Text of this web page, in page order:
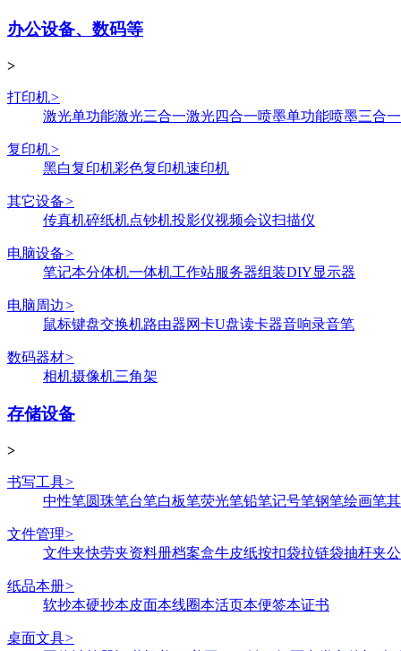
办公设备、数码等
>
打印机>
激光单功能激光三合一激光四合一喷墨单功能喷墨三合一
复印机>
黑白复印机彩色复印机速印机
其它设备>
传真机碎纸机点钞机投影仪视频会议扫描仪
电脑设备>
笔记本分体机一体机工作站服务器组装DIY显示器
电脑周边>
鼠标键盘交换机路由器网卡U盘读卡器音响录音笔
数码器材>
相机摄像机三角架
存储设备
>
书写工具>
中性笔圆珠笔台笔白板笔荧光笔铅笔记号笔钢笔绘画笔
文件管理>
文件夹快劳夹资料册档案盒牛皮纸按扣袋拉链袋抽杆夹
纸品本册>
软抄本硬抄本皮面本线圈本活页本便签本证书
桌面文具>